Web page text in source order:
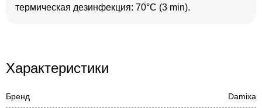
термическая дезинфекция: 70°C (3 min).
Характеристики
Бренд Damixa